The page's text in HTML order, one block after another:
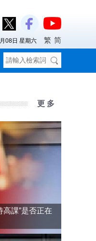
08日 星期六 繁 简
更 多
高課”是否正在